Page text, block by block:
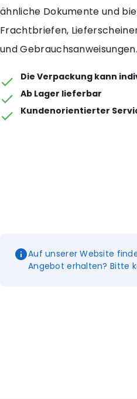
ähnliche Dokumente und
Frachtbriefen,
und Gebrauchsanweisungen.
Die Verpackung kann
Ab Lager lieferbar
Kundenorientierter
Auf unserer Website
Angebot erhalten? Bitte